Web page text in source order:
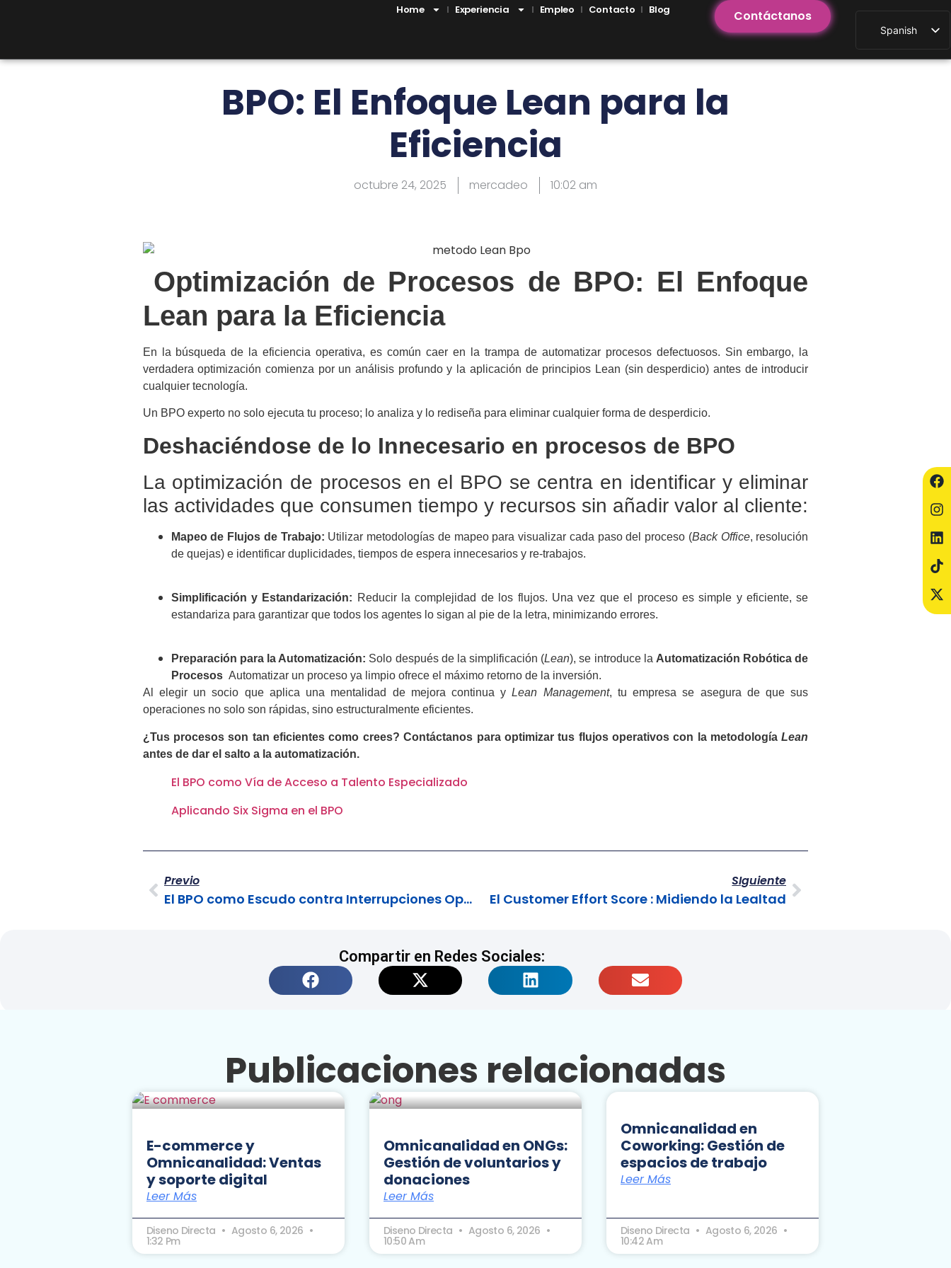
Contáctanos
Spanish
Home Experiencia Empleo Contacto Blog
BPO: El Enfoque Lean para la
Eficiencia
octubre 24, 2025 mercadeo 10:02 am
Optimización de Procesos de BPO: El Enfoque
Lean para la Eficiencia
En la búsqueda de la eficiencia operativa, es común caer en la trampa de automatizar procesos defectuosos. Sin embargo, la
verdadera optimización comienza por un análisis profundo y la aplicación de principios Lean (sin desperdicio) antes de introducir
cualquier tecnología.
Un BPO experto no solo ejecuta tu proceso; lo analiza y lo rediseña para eliminar cualquier forma de desperdicio.
Deshaciéndose de lo Innecesario en procesos de BPO
La optimización de procesos en el BPO se centra en identificar y eliminar
las actividades que consumen tiempo y recursos sin añadir valor al cliente:
Mapeo de Flujos de Trabajo: Utilizar metodologías de mapeo para visualizar cada paso del proceso (Back Office, resolución
de quejas) e identificar duplicidades, tiempos de espera innecesarios y re-trabajos.
Simplificación y Estandarización: Reducir la complejidad de los flujos. Una vez que el proceso es simple y eficiente, se
estandariza para garantizar que todos los agentes lo sigan al pie de la letra, minimizando errores.
Preparación para la Automatización: Solo después de la simplificación (Lean), se introduce la Automatización Robótica de
Procesos Automatizar un proceso ya limpio ofrece el máximo retorno de la inversión.
Al elegir un socio que aplica una mentalidad de mejora continua yLean Management, tu empresa se asegura de que sus
operaciones no solo son rápidas, sino estructuralmente eficientes.
¿Tus procesos son tan eficientes como crees? Contáctanos para optimizar tus flujos operativos con la metodologíaLean
antes de dar el salto a la automatización.
El BPO como Vía de Acceso a Talento Especializado
Aplicando Six Sigma en el BPO
Previo
El BPO como Escudo contra Interrupciones Operativas
SIguiente
El Customer Effort Score : Midiendo la Lealtad
Compartir en Redes Sociales:
Publicaciones relacionadas
E-commerce y
Omnicanalidad: Ventas
y soporte digital
Leer Más
Diseno Directa Agosto 6, 2026
1:32 Pm
Omnicanalidad en ONGs:
Gestión de voluntarios y
donaciones
Leer Más
Diseno Directa Agosto 6, 2026
10:50 Am
Omnicanalidad en
Coworking: Gestión de
espacios de trabajo
Leer Más
Diseno Directa Agosto 6, 2026
10:42 Am